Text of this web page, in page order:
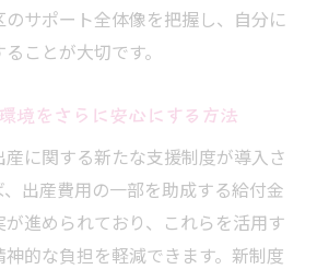
サポート全体像を把握し、自分に
ことが大切です。
境をさらに安心にする方法
に関する新たな支援制度が導入さ
出産費用の一部を助成する給付金
進められており、これらを活用す
的な負担を軽減できます。新制度